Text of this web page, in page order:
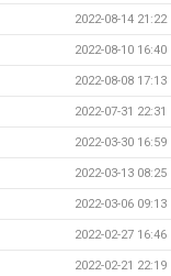
2022-08-14 21:22
2022-08-10 16:40
2022-08-08 17:13
2022-07-31 22:31
2022-03-30 16:59
2022-03-13 08:25
2022-03-06 09:13
2022-02-27 16:46
2022-02-21 22:19